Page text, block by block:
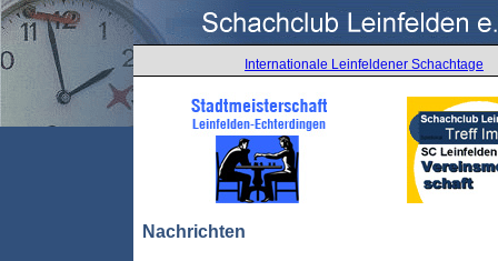
Internationale Leinfeldener Schachtage
Nachrichten